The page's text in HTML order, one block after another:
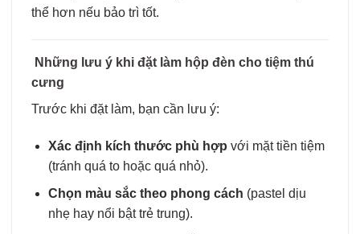
thể hơn nếu bảo trì tốt.
Những lưu ý khi đặt làm hộp đèn cho tiệm thú
cưng
Trước khi đặt làm, bạn cần lưu ý:
Xác định kích thước phù hợp với mặt tiền tiệm
(tránh quá to hoặc quá nhỏ).
Chọn màu sắc theo phong cách (pastel dịu
nhẹ hay nổi bật trẻ trung).